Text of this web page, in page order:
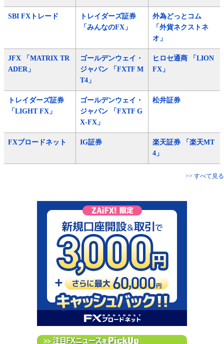
SBI FXトレード
トレイダーズ証券
「みんなのFX」
外為どっとコム
「外貨ネクストネ
オ」
JFX 「MATRIX TR
ADER」
ゴールデンウェイ・
ジャパン 「FXTF M
T4」
ヒロセ通商 「LION
FX」
トレイダーズ証券
「LIGHT FX」
ゴールデンウェイ・
ジャパン 「FXTF G
X-FX」
松井証券
FXブロードネット IG証券
楽天証券 「楽天MT
4」
>> すべて見る